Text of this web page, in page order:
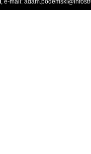
, e-mail: